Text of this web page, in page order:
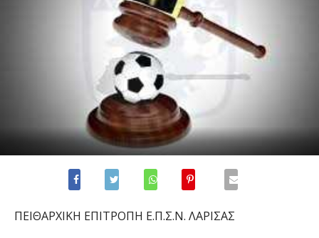
ΠΕΙΘΑΡΧΙΚΗ ΕΠΙΤΡΟΠΗ Ε.Π.Σ.Ν. ΛΑΡΙΣΑΣ